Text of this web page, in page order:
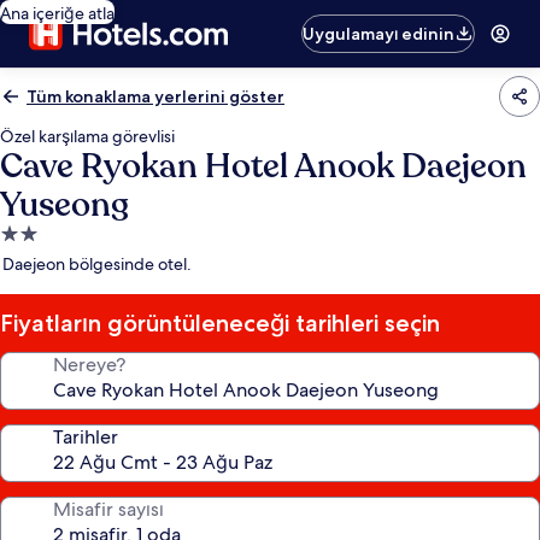
Ana içeriğe atla
Uygulamayı edinin
Tüm konaklama yerlerini göster
Özel karşılama görevlisi
Cave Ryokan Hotel Anook Daejeon
Yuseong
2.0
yıldızlı
yeri
Daejeon bölgesinde otel.
Fiyatların görüntüleneceği tarihleri seçin
Nereye?
Tarihler
Misafir sayısı